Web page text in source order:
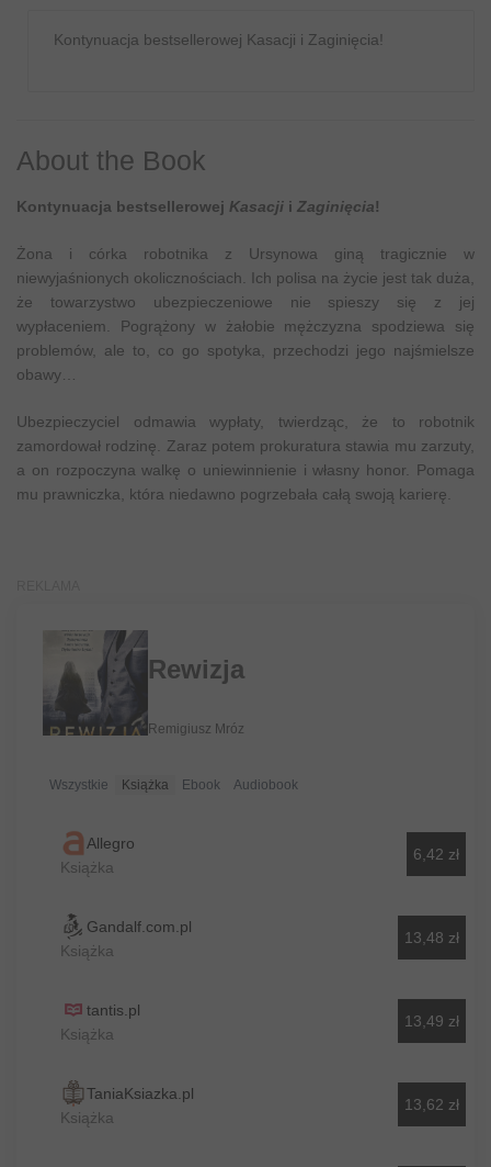
Kontynuacja bestsellerowej Kasacji i Zaginięcia!
About the Book
Kontynuacja bestsellerowej Kasacji i Zaginięcia!
Żona i córka robotnika z Ursynowa giną tragicznie w
niewyjaśnionych okolicznościach. Ich polisa na życie jest tak duża,
że towarzystwo ubezpieczeniowe nie spieszy się z jej
wypłaceniem. Pogrążony w żałobie mężczyzna spodziewa się
problemów, ale to, co go spotyka, przechodzi jego najśmielsze
obawy…
Ubezpieczyciel odmawia wypłaty, twierdząc, że to robotnik
zamordował rodzinę. Zaraz potem prokuratura stawia mu zarzuty,
a on rozpoczyna walkę o uniewinnienie i własny honor. Pomaga
mu prawniczka, która niedawno pogrzebała całą swoją karierę.